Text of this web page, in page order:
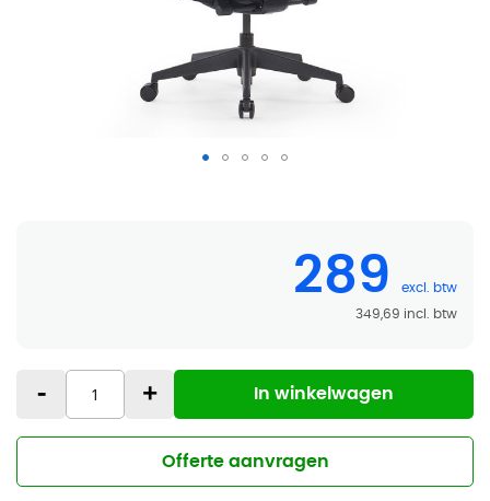
Bureaustoel Nova
289
349,69
- + In winkelwagen
Offerte aanvragen